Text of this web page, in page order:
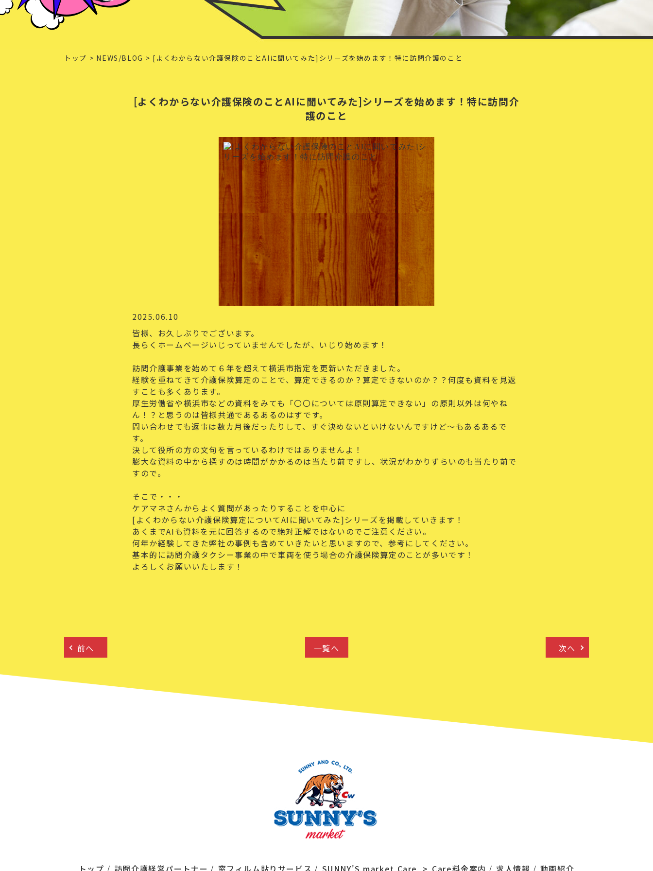
トップ NEWS/BLOG [よくわからない介護保険のことAIに聞いてみた]シリーズを始めます！特に訪問介護のこと
[よくわからない介護保険のことAIに聞いてみた]シリーズを始めます！特に訪問介
護のこと
2025.06.10
皆様、お久しぶりでございます。
長らくホームページいじっていませんでしたが、いじり始めます！
訪問介護事業を始めて６年を超えて横浜市指定を更新いただきました。
経験を重ねてきて介護保険算定のことで、算定できるのか？算定できないのか？？何度も資料を見返
すことも多くあります。
厚生労働省や横浜市などの資料をみても「〇〇については原則算定できない」の原則以外は何やね
ん！？と思うのは皆様共通であるあるのはずです。
問い合わせても返事は数カ月後だったりして、すぐ決めないといけないんですけど〜もあるあるで
す。
決して役所の方の文句を言っているわけではありませんよ！
膨大な資料の中から探すのは時間がかかるのは当たり前ですし、状況がわかりずらいのも当たり前で
すので。
そこで・・・
ケアマネさんからよく質問があったりすることを中心に
[よくわからない介護保険算定についてAIに聞いてみた]シリーズを掲載していきます！
あくまでAIも資料を元に回答するので絶対正解ではないのでご注意ください。
何年か経験してきた弊社の事例も含めていきたいと思いますので、参考にしてください。
基本的に訪問介護タクシー事業の中で車両を使う場合の介護保険算定のことが多いです！
よろしくお願いいたします！
前へ 一覧へ 次へ
トップ 訪問介護経営パートナー 窓フィルム貼りサービス SUNNY'S market Care Care料金案内 求人情報 動画紹介